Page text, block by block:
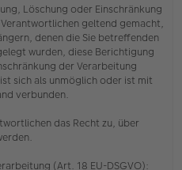
Löschung oder Einschränkung
geltend gemacht,
denen die Sie betreffenden
wurden, diese Berichtigung
der Verarbeitung
sich als unmöglich oder ist mit
verbunden.
das Recht zu, über
(Art. 18 EU-DSGVO):